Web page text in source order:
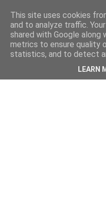
This site uses cookies
and to analyze traffic.
shared with Google
metrics to ensure quality
statistics, and to detect
LEARN